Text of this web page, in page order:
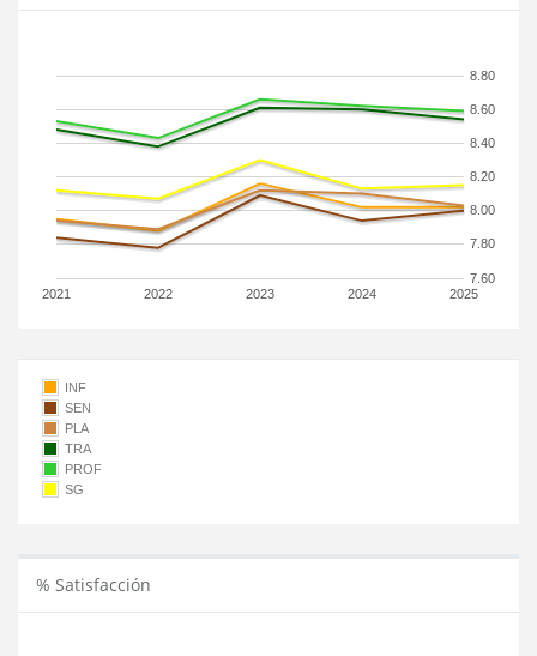
2021 2022 2023 2024 2025
7.60
7.80
8.00
8.20
8.40
8.60
8.80
INF
SEN
PLA
TRA
PROF
SG
% Satisfacción